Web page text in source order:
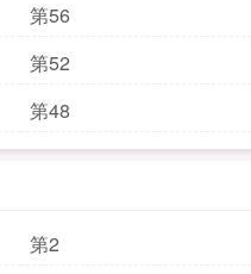
第56
第52
第48
第2